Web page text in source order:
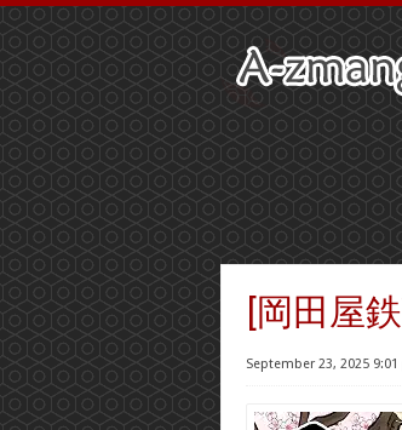
[岡田屋
September 23, 2025